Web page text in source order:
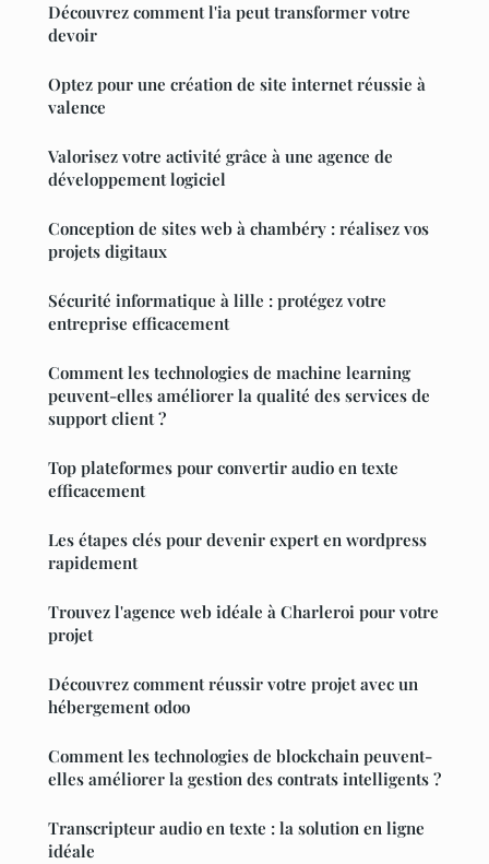
Découvrez comment l'ia peut transformer votre
devoir
Optez pour une création de site internet réussie à
valence
Valorisez votre activité grâce à une agence de
développement logiciel
Conception de sites web à chambéry : réalisez vos
projets digitaux
Sécurité informatique à lille : protégez votre
entreprise efficacement
Comment les technologies de machine learning
peuvent-elles améliorer la qualité des services de
support client ?
Top plateformes pour convertir audio en texte
efficacement
Les étapes clés pour devenir expert en wordpress
rapidement
Trouvez l'agence web idéale à Charleroi pour votre
projet
Découvrez comment réussir votre projet avec un
hébergement odoo
Comment les technologies de blockchain peuvent-
elles améliorer la gestion des contrats intelligents ?
Transcripteur audio en texte : la solution en ligne
idéale